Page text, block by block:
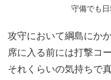
守備でも
攻守において綱島にか
席に入る前には打撃コ
それくらいの気持ちで